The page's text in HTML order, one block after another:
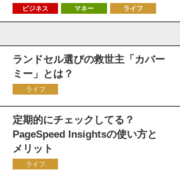
ビジネス マネー ライフ
ランドセル選びの救世主「カバー
ミー」とは？
ライフ
定期的にチェックしてる？
PageSpeed Insightsの使い方と
メリット
ライフ